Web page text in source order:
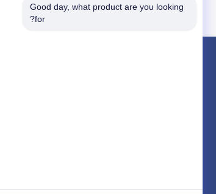
Good day, what product are you looking
for?